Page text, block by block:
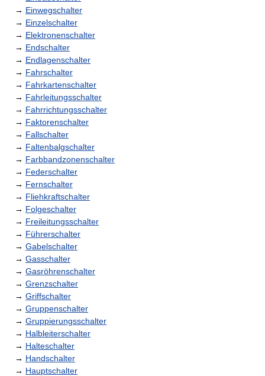
→ Einwegschalter
→ Einzelschalter
→ Elektronenschalter
→ Endschalter
→ Endlagenschalter
→ Fahrschalter
→ Fahrkartenschalter
→ Fahrleitungsschalter
→ Fahrrichtungsschalter
→ Faktorenschalter
→ Fallschalter
→ Faltenbalgschalter
→ Farbbandzonenschalter
→ Federschalter
→ Fernschalter
→ Fliehkraftschalter
→ Folgeschalter
→ Freileitungsschalter
→ Führerschalter
→ Gabelschalter
→ Gasschalter
→ Gasröhrenschalter
→ Grenzschalter
→ Griffschalter
→ Gruppenschalter
→ Gruppierungsschalter
→ Halbleiterschalter
→ Halteschalter
→ Handschalter
→ Hauptschalter